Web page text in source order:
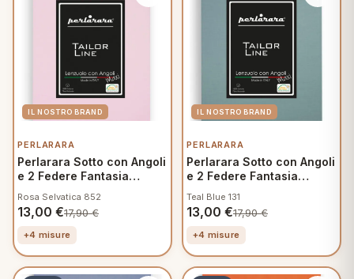
PERLARARA
Perlarara Sotto con Angoli
e 2 Federe Fantasia
Rosa Selvatica 852
13,00 €17,90€
+4 misure
PERLARARA
Perlarara Sotto con Angoli
e 2 Federe Fantasia
Teal Blue 131
13,00 €17,90€
+4 misure